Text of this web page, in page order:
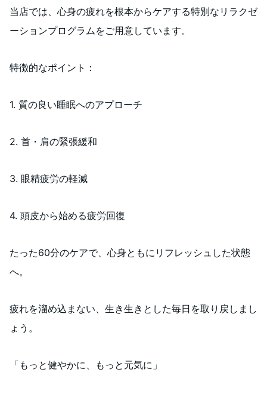
当店では、心身の疲れを根本からケアする特別なリラクゼ
ーションプログラムをご用意しています。
特徴的なポイント：
1. 質の良い睡眠へのアプローチ
2. 首・肩の緊張緩和
3. 眼精疲労の軽減
4. 頭皮から始める疲労回復
たった60分のケアで、心身ともにリフレッシュした状態
へ。
疲れを溜め込まない、生き生きとした毎日を取り戻しまし
ょう。
「もっと健やかに、もっと元気に」